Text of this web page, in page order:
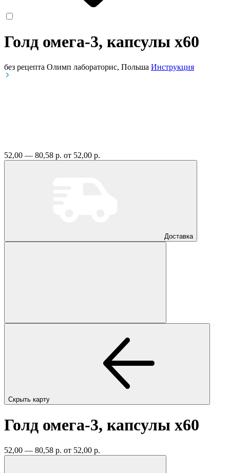
Голд омега-3, капсулы x60
без рецепта Олимп лабораторис, Польша Инструкция
52,00 — 80,58 р. от 52,00 р.
Доставка
Скрыть карту
Голд омега-3, капсулы x60
52,00 — 80,58 р. от 52,00 р.